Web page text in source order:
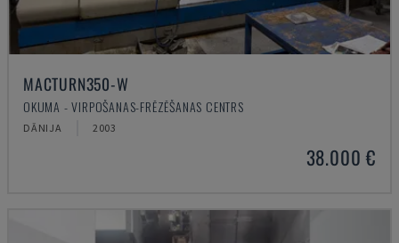
MACTURN350-W
OKUMA - VIRPOŠANAS-FRĒZĒŠANAS CENTRS
DĀNIJA 2003
38.000 €